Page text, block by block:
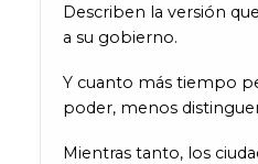
Describen la versión
a su gobierno.
Y cuanto más tiempo
poder, menos
Mientras tanto, los